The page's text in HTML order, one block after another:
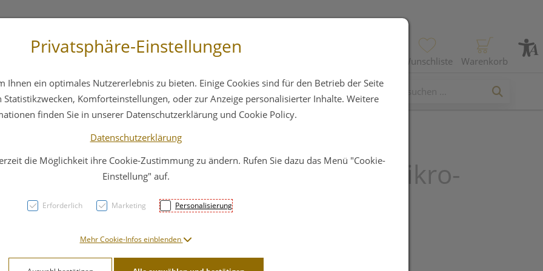
Wunschliste Warenkorb
Hautpflege Familie Nahrungsergänzung
CisDerm 0,2 % Mikro-
Silber-Creme
14,90 EUR
Privatsphäre-Einstellungen
Ihnen ein optimales Nutzererlebnis zu bieten. Einige Cookies sind für den Betrieb der Seite
Komforteinstellungen, oder zur Anzeige personalisierter Inhalte. Weitere
finden Sie in unserer Datenschutzerklärung und Cookie Policy.
Datenschutzerklärung
die Möglichkeit ihre Cookie-Zustimmung zu ändern. Rufen Sie dazu das Menü "Cookie-
Einstellung" auf.
Erforderlich Marketing Personalisierung
Mehr Cookie-Infos einblenden